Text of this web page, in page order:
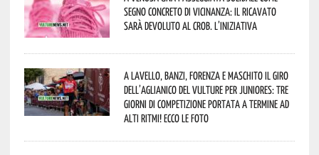
segno concreto di vicinanza: il ricavato
sarà devoluto al CROB. L’iniziativa
A Lavello, Banzi, Forenza e Maschito il Giro
dell’Aglianico del Vulture per juniores: tre
giorni di competizione portata a termine ad
alti ritmi! Ecco le foto